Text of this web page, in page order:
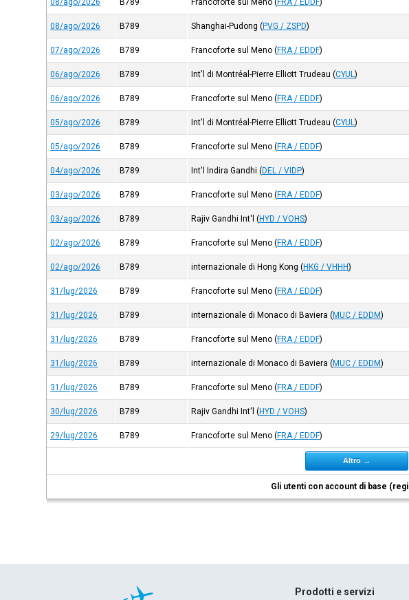
08/ago/2026 B789 Francoforte sul Meno (FRA / EDDF)
08/ago/2026 B789 Shanghai-Pudong (PVG / ZSPD)
07/ago/2026 B789 Francoforte sul Meno (FRA / EDDF)
06/ago/2026 B789 Int'l di Montréal-Pierre Elliott Trudeau (CYUL)
06/ago/2026 B789 Francoforte sul Meno (FRA / EDDF)
05/ago/2026 B789 Int'l di Montréal-Pierre Elliott Trudeau (CYUL)
05/ago/2026 B789 Francoforte sul Meno (FRA / EDDF)
04/ago/2026 B789 Int'l Indira Gandhi (DEL / VIDP)
03/ago/2026 B789 Francoforte sul Meno (FRA / EDDF)
03/ago/2026 B789 Rajiv Gandhi Int'l (HYD / VOHS)
02/ago/2026 B789 Francoforte sul Meno (FRA / EDDF)
02/ago/2026 B789 internazionale di Hong Kong (HKG / VHHH)
31/lug/2026 B789 Francoforte sul Meno (FRA / EDDF)
31/lug/2026 B789 internazionale di Monaco di Baviera (MUC / EDDM)
31/lug/2026 B789 Francoforte sul Meno (FRA / EDDF)
31/lug/2026 B789 internazionale di Monaco di Baviera (MUC / EDDM)
31/lug/2026 B789 Francoforte sul Meno (FRA / EDDF)
30/lug/2026 B789 Rajiv Gandhi Int'l (HYD / VOHS)
29/lug/2026 B789 Francoforte sul Meno (FRA / EDDF)
Altro →
Gli utenti con account di base
Prodotti e servizi